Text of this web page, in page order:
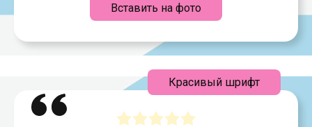
Вставить на фото
Красивый шрифт